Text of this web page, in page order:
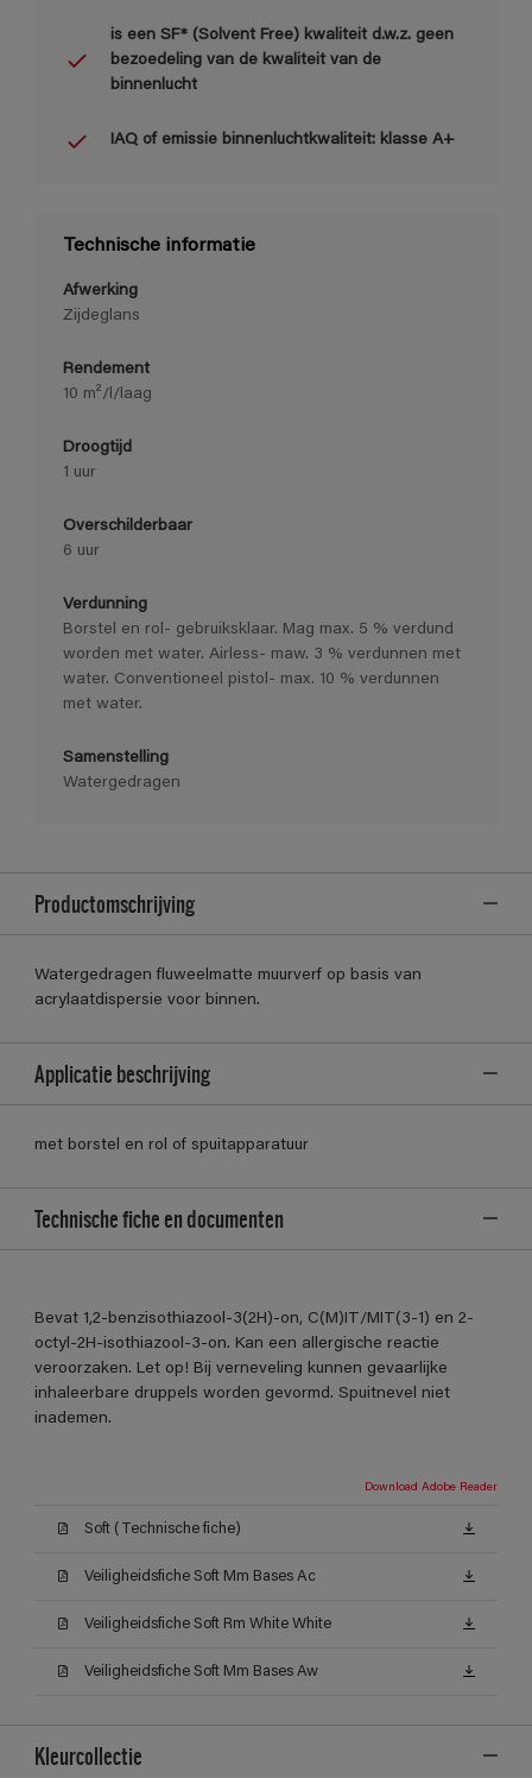
is een SF* (Solvent Free) kwaliteit d.w.z. geen
bezoedeling van de kwaliteit van de
binnenlucht
IAQ of emissie binnenluchtkwaliteit: klasse A+
Technische informatie
Afwerking
Zijdeglans
Rendement
10 m²/l/laag
Droogtijd
1 uur
Overschilderbaar
6 uur
Verdunning
Borstel en rol- gebruiksklaar. Mag max. 5 % verdund
worden met water. Airless- maw. 3 % verdunnen met
water. Conventioneel pistol- max. 10 % verdunnen
met water.
Samenstelling
Watergedragen
Productomschrijving
Watergedragen fluweelmatte muurverf op basis van
acrylaatdispersie voor binnen.
Applicatie beschrijving
met borstel en rol of spuitapparatuur
Technische fiche en documenten
Bevat 1,2-benzisothiazool-3(2H)-on, C(M)IT/MIT(3-1) en 2-
octyl-2H-isothiazool-3-on. Kan een allergische reactie
veroorzaken. Let op! Bij verneveling kunnen gevaarlijke
inhaleerbare druppels worden gevormd. Spuitnevel niet
inademen.
Download Adobe Reader
Soft (Technische fiche)
Veiligheidsfiche Soft Mm Bases Ac
Veiligheidsfiche Soft Rm White White
Veiligheidsfiche Soft Mm Bases Aw
Kleurcollectie